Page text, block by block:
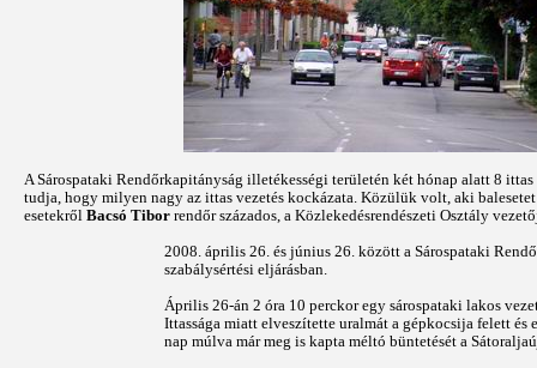
A Sárospataki Rendőrkapitányság illetékességi területén két hónap alatt 8
tudja, hogy milyen nagy az ittas vezetés kockázata. Közülük volt, aki
esetekről Bacsó Tibor rendőr százados, a Közlekedésrendészeti Osztály
2008. április 26. és június 26. között a Sárospataki
szabálysértési eljárásban.
Április 26-án 2 óra 10 perckor egy sárospataki lakos
Ittassága miatt elveszítette uralmát a gépkocsija felett
nap múlva már meg is kapta méltó büntetését a